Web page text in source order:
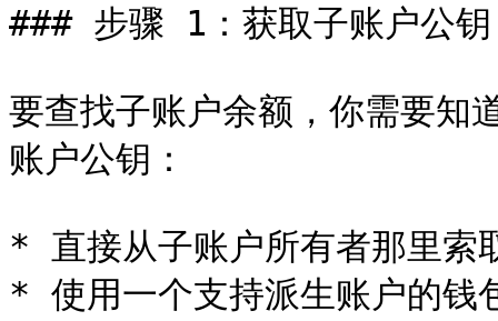
### 步骤 1：获取子账户公钥
要查找子账户余额，你需要知
账户公钥：
* 直接从子账户所有者那里索
* 使用一个支持派生账户的